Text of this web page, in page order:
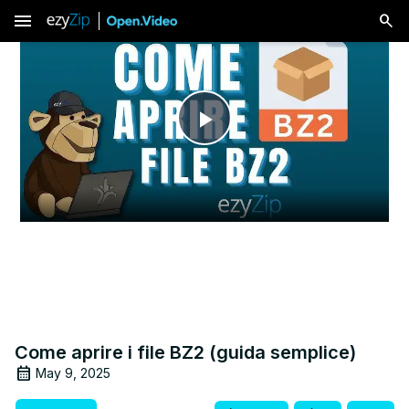
menu
Play
Video
Come aprire i file BZ2 (guida semplice)
May 9, 2025